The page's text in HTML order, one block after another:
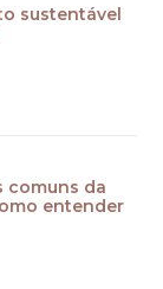
sustentável
comuns da
entender